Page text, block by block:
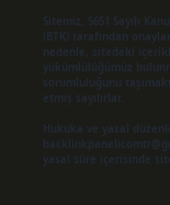
Sitemiz, 5651 Sayılı
(BTK) tarafından
nedenle, sitedeki
yükümlülüğümüz
sorumluluğunu
etmiş sayılırlar.
Hukuka ve yasal
yasal süre içerisinde